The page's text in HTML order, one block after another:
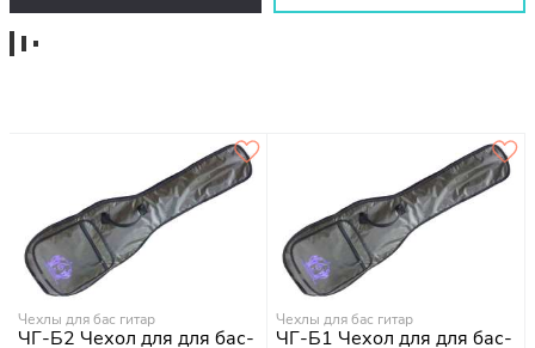
Чехлы для бас гитар
ЧГ-Б2 Чехол для для бас-
Чехлы для бас гитар
ЧГ-Б1 Чехол для для бас-